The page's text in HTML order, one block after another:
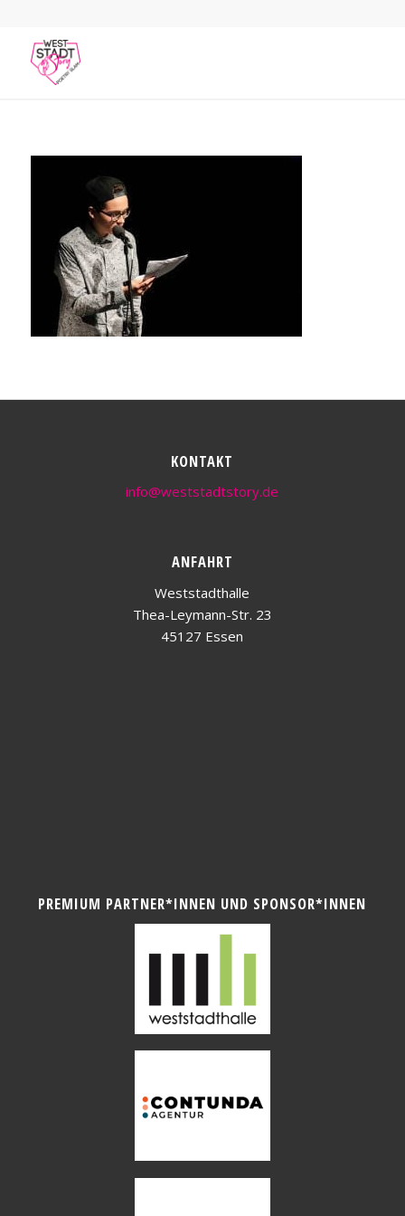
KONTAKT
info@weststadtstory.de
ANFAHRT
Weststadthalle
Thea-Leymann-Str. 23
45127 Essen
PREMIUM PARTNER*INNEN UND SPONSOR*INNEN